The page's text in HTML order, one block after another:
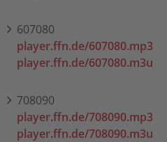
607080
player.ffn.de/607080.mp3
player.ffn.de/607080.m3u
708090
player.ffn.de/708090.mp3
player.ffn.de/708090.m3u